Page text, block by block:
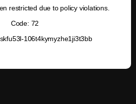
restricted due to policy violations.
Code: 72
106t4kymyzhe1ji3t3bb